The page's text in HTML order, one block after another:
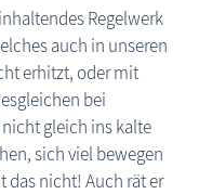
Regelwerk
auch in unseren
erhitzt, oder mit
bei
gleich ins kalte
sich viel bewegen
nicht! Auch rät er